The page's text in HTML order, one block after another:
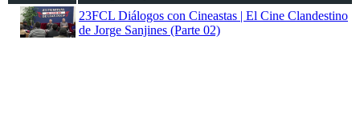
23FCL Diálogos con Cineastas | El Cine Clandestino
de Jorge Sanjines (Parte 02)